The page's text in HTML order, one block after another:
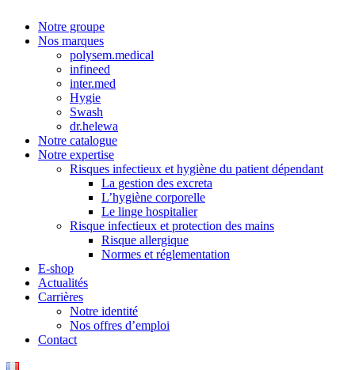
Notre groupe
Nos marques
polysem.medical
infineed
inter.med
Hygie
Swash
dr.helewa
Notre catalogue
Notre expertise
Risques infectieux et hygiène du patient dépendant
La gestion des excreta
L’hygiène corporelle
Le linge hospitalier
Risque infectieux et protection des mains
Risque allergique
Normes et réglementation
E-shop
Actualités
Carrières
Notre identité
Nos offres d’emploi
Contact